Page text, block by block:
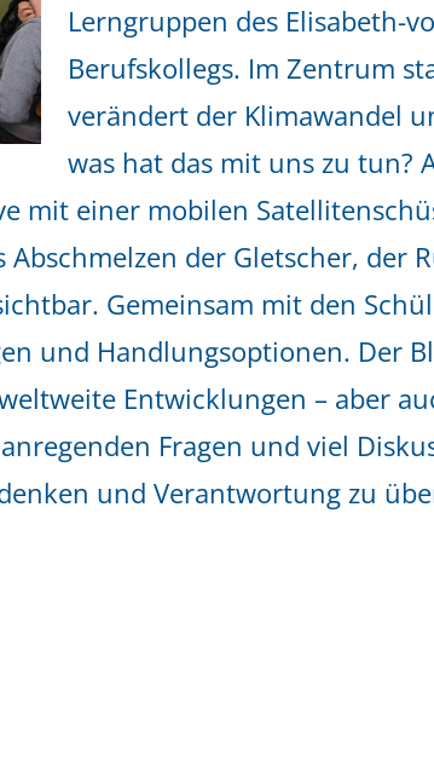
Lerngruppen des Elisabeth-
Berufskollegs. Im Zentrum
verändert der Klimawandel
was hat das mit uns zu tun?
mit einer mobilen
der Gletscher, der
Gemeinsam mit den
und Handlungsoptionen. Der
Entwicklungen – aber
Fragen und viel
und Verantwortung zu